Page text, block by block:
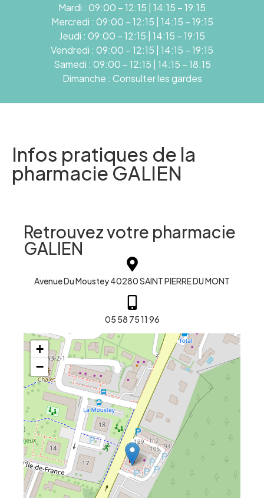
Mardi : 09:00 – 12:15 | 14:15 – 19:15
Mercredi : 09:00 – 12:15 | 14:15 – 19:15
Jeudi : 09:00 – 12:15 | 14:15 – 19:15
Vendredi : 09:00 – 12:15 | 14:15 – 19:15
Samedi : 09:00 – 12:15 | 14:15 – 18:15
Dimanche : Consulter les gardes
Infos pratiques de la
pharmacie GALIEN
Retrouvez votre pharmacie
GALIEN
Avenue Du Moustey 40280 SAINT PIERRE DU MONT
05 58 75 11 96
+
−